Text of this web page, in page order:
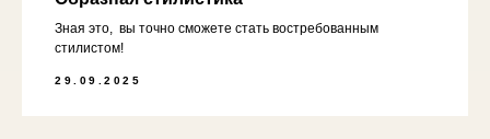
Зная это, вы точно сможете стать востребованным
стилистом!
29.09.2025